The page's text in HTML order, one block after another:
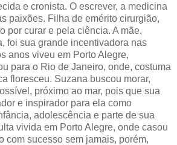
e cronista. O escrever, a medicina
paixões. Filha de emérito cirurgião,
por curar e pela ciência. A mãe,
foi sua grande incentivadora nas
anos viveu em Porto Alegre,
para o Rio de Janeiro, onde, costuma
floresceu. Suzana buscou morar,
próximo ao mar, pois que sua
e inspirador para ela como
adolescência e parte de sua
vivida em Porto Alegre, onde casou
com sucesso sem jamais, porém,